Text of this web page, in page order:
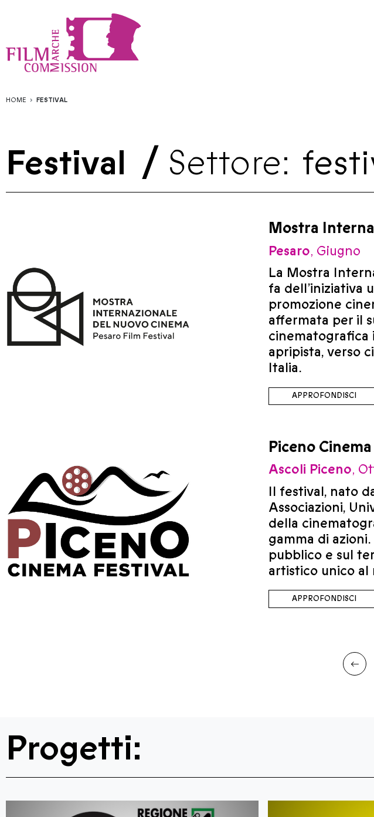
HOME FESTIVAL
Festival / Settore:
Mostra
Pesaro, Giugno
La Mostra
fa dell’iniziativa
promozione
affermata per il
cinematografica
apripista, verso
Italia.
APPROFONDISCI
Piceno
Ascoli Piceno,
Il festival, nato
Associazioni,
della
gamma di
pubblico e sul
artistico unico al
APPROFONDISCI
Progetti: